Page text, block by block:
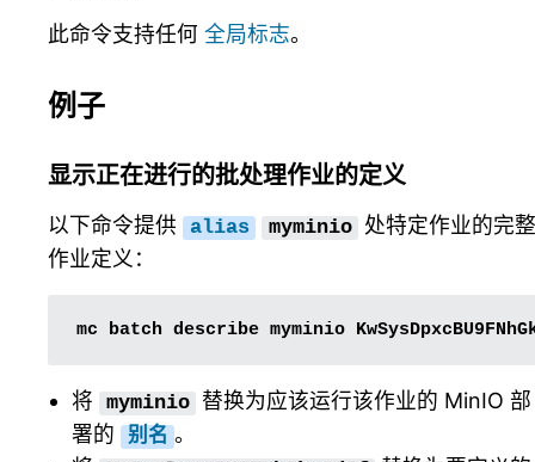
此命令支持任何 全局标志。
例子
显示正在进行的批处理作业的定义
以下命令提供 alias myminio 处特定作业的完
作业定义：
mc batch describe myminio
将 myminio
替换为应该运行该作业的 MinIO 部
署的
别名 。